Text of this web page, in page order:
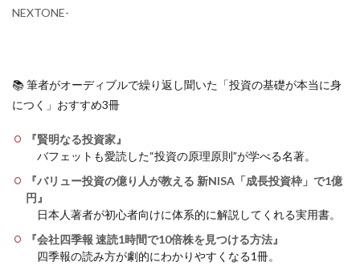
NEXTONE-
📚 筆者がオーディブルで繰り返し聞いた「投資の基礎が本当に身
につく」おすすめ3冊
『賢明なる投資家』
バフェットも愛読した“投資の原理原則”が学べる名著。
『バリュー投資の億り人が教える 新NISA「成長投資枠」で1億
円』
日本人著者が初心者向けに体系的に解説してくれる実用書。
『会社四季報 速読1時間で10倍株を見つける方法』
四季報の読み方が劇的にわかりやすくなる1冊。